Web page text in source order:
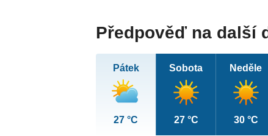
Předpověď na další
Pátek
27 °C
Sobota
27 °C
Neděle
30 °C